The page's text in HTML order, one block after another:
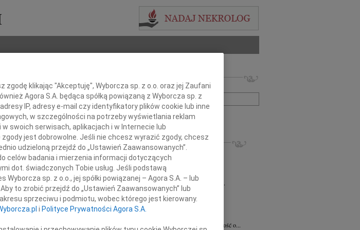
Imię i nazwisko lub numer ogłoszenia:
+ szukanie zaawansowane
INNE NEKROLOGI
06.08.2026Radom
Annie Ciskowskiej wyrazy najgłębszego...
06.08.2026Radom
Sędziemu Marcinowi Kobylskiemu wyrazy...
Zdzisław Maszkiewicz
Z ogromnym smutkiem i żalem przyjąłem...
Danuta Grabowska
Z ogromnym smutkiem przyjęliśmy wiadomość o...
klikając "Akceptuję", Wyborcza sp. z o.o. oraz jej Zaufani
Agora S.A. będąca spółką powiązaną z Wyborcza sp. z
IP, adresy e-mail czy identyfikatory plików cookie lub inne
w szczególności na potrzeby wyświetlania reklam
swoich serwisach, aplikacjach i w Internecie lub
jest dobrowolne. Jeśli nie chcesz wyrazić zgody, chcesz
udzieloną przejdź do „Ustawień Zaawansowanych”.
celów badania i mierzenia informacji dotyczących
dot. świadczonych Tobie usług. Jeśli podstawą
sp. z o.o., jej spółki powiązanej – Agora S.A. – lub
to zrobić przejdź do „Ustawień Zaawansowanych” lub
sprzeciwu i podmiotu, wobec którego jest kierowany.
i Polityce Prywatności Agora S.A.